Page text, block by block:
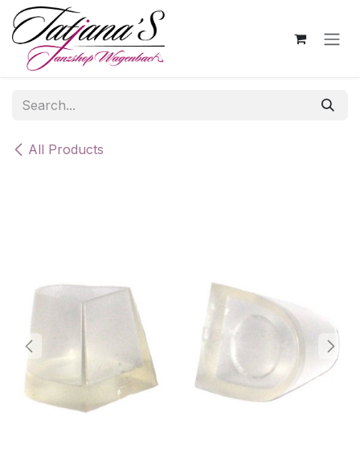
Skip to Content
All Products